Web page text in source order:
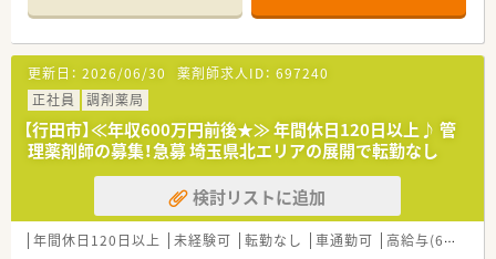
に根ざした質の高い医療サービスを提供することを目指してい
ます。
【求人情報について】
■年収は500万円から最大800万円まで提示可能で、これまでの
経験やスキルを最大限に考慮し社長と直接相談ができます。
■借上げ社宅制度や奨学金返済補助など福利厚生が非常に充実
しており、若手薬剤師の経済的な自立を力強くサポートします。
■埼玉県内の配属では車の運転スキルが必須となりますが、その
分エリア内を柔軟に動ける方には高い年収提示が期待されま
す。
更新日： 2026/06/30 薬剤師求人ID： 697240
正社員
調剤薬局
【行田市】≪年収600万円前後★≫ 年間休日120日以上♪ 管
理薬剤師の募集！急募 埼玉県北エリアの展開で転勤なし
検討リストに追加
年間休日120日以上 未経験可 転勤なし 車通勤可 高給与(600万円以上)